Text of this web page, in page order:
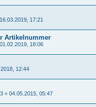
16.03.2019, 17:21
Artikelnummer
01.02.2019, 18:06
12:44
« 04.05.2015, 05:47